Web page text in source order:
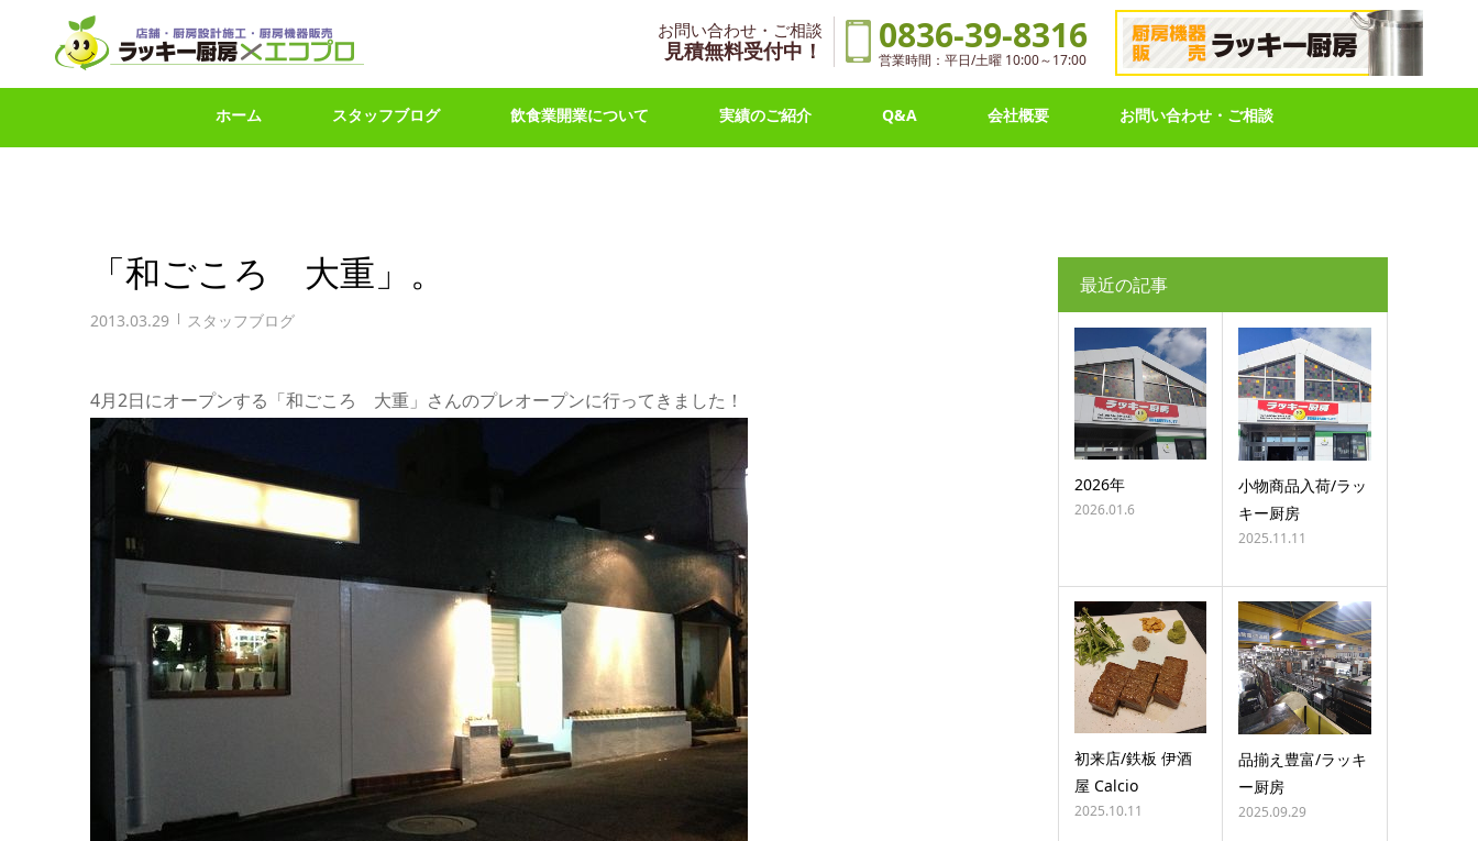
お問い合わせ・ご相談
見積無料受付中！ 0836-39-8316
営業時間：平日/土曜 10:00～17:00
ホーム スタッフブログ 飲食業開業について 実績のご紹介 Q&A 会社概要 お問い合わせ・ご相談
「和ごころ 大重」。
2013.03.29 スタッフブログ
4月2日にオープンする「和ごころ 大重」さんのプレオープンに行ってきました！
最近の記事
2026年
2026.01.6
小物商品入荷/ラッ
キー厨房
2025.11.11
初来店/鉄板 伊酒
屋 Calcio
2025.10.11
品揃え豊富/ラッキ
ー厨房
2025.09.29